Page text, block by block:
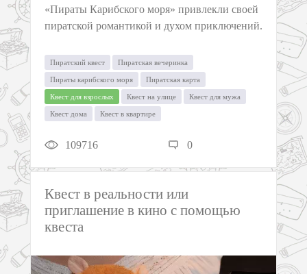
«Пираты Карибского моря» привлекли своей
пиратской романтикой и духом приключений.
Пиратский квест Пиратская вечеринка
Пираты карибского моря Пиратская карта
Квест для взрослых Квест на улице Квест для мужа
Квест дома Квест в квартире
109716 0
Квест в реальности или
приглашение в кино с помощью
квеста